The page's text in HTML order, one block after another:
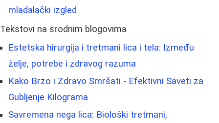
mladalački izgled
Tekstovi na srodnim blogovima
Estetska hirurgija i tretmani lica i tela: Između
želje, potrebe i zdravog razuma
Kako Brzo i Zdravo Smršati - Efektivni Saveti za
Gubljenje Kilograma
Savremena nega lica: Biološki tretmani,